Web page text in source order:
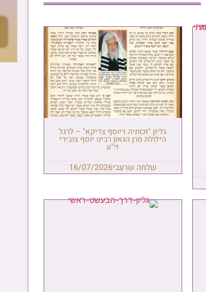
גליון "זכותיה דיוסף צדיקא" – לרגל
הילולת מרן הגאון רבינו יוסף צובירי
זי"ע
שלמה שרעבי16/07/2026